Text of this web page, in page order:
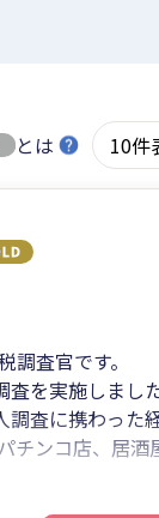
とは
査官です。
を実施しまし
査に携わった
チンコ店、居酒
という第一線の